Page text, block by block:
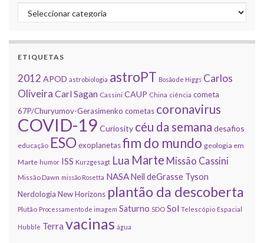
Categorias
ETIQUETAS
2012 APOD astrobiologia astroPT Bosão de Higgs Carlos
Oliveira Carl Sagan Cassini CAUP China ciência cometa
67P/Churyumov-Gerasimenko cometas coronavirus
COVID-19 Curiosity céu da semana desafios
educação ESOexoplanetasfim do mundo geologia em
Marte humor ISS Kurzgesagt Lua Marte Missão Cassini
Missão Dawn missão Rosetta NASANeil deGrasse Tyson
Nerdologia New Horizons plantão da descoberta
Plutão Processamento de imagem Saturno SDO Sol Telescópio Espacial
Hubble Terra vacinas água